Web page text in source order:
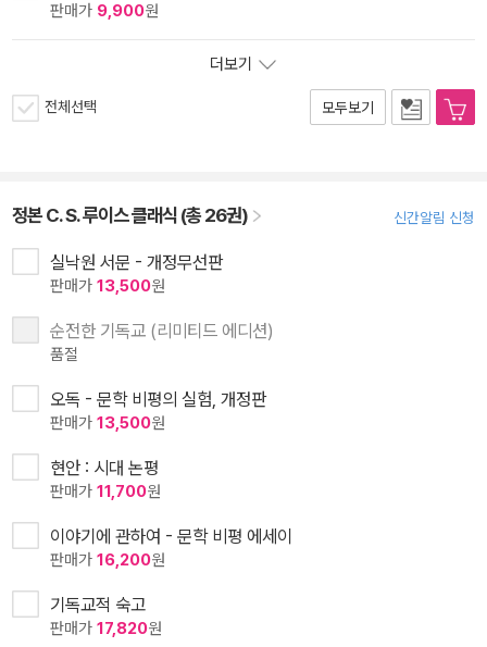
판매가 9,900원
더보기
전체선택 모두보기
정본 C. S. 루이스 클래식 (총 26권) 신간알림 신청
실낙원 서문 - 개정무선판
판매가 13,500원
순전한 기독교 (리미티드 에디션)
품절
오독 - 문학 비평의 실험, 개정판
판매가 13,500원
현안 : 시대 논평
판매가 11,700원
이야기에 관하여 - 문학 비평 에세이
판매가 16,200원
기독교적 숙고
판매가 17,820원